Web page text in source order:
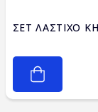
ΣΕΤ ΛΑΣΤΙΧΟ